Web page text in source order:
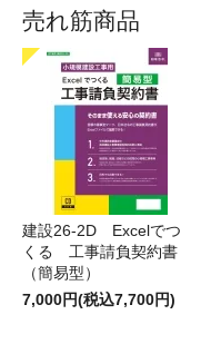
売れ筋商品
建設26-2D Excelでつ
くる 工事請負契約書
（簡易型）
7,000円(税込7,700円)